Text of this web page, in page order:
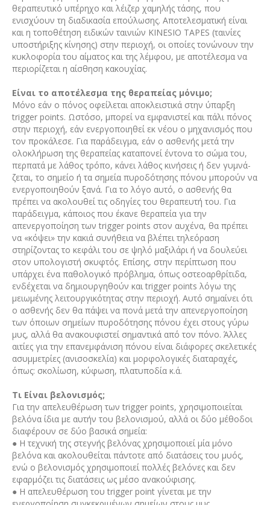
θεραπευτικό υπέρηχο και λέιζερ χαμηλής τάσης, που
ενισχύουν τη διαδικασία επούλωσης. Αποτελεσματική είναι
και η τοποθέτηση ειδικών ταινιών KINESIO TAPES (ταινίες
υποστήριξης κίνησης) στην περιοχή, οι οποίες τονώνουν την
κυκλοφορία του αίματος και της λέμφου, με αποτέλεσμα να
περιορίζεται η αίσθηση κακουχίας.
Είναι το αποτέλεσμα της θεραπείας μόνιμο;
Μόνο εάν ο πόνος οφείλεται αποκλειστικά στην ύπαρξη
trigger points. Ωστόσο, μπορεί να εμφανιστεί και πάλι πόνος
στην περιοχή, εάν ενεργοποιηθεί εκ νέου ο μηχανισμός που
τον προκάλεσε. Για παράδειγμα, εάν ο ασθενής μετά την
ολοκλήρωση της θεραπείας καταπονεί έντονα το σώμα του,
περπατά με λάθος τρόπο, κάνει λάθος κινήσεις ή δεν γυμνά­
ζεται, το σημείο ή τα σημεία πυρο­δότησης πόνου μπορούν να
ενερ­γοποιηθούν ξανά. Για το λόγο αυτό, ο ασθενής θα
πρέπει να ακολουθεί τις οδηγίες του θεραπευτή του. Για
παράδειγμα, κάποιος που έκανε θεραπεία για την
απενεργοποίηση των trigger points στον αυχένα, θα πρέπει
να «κόψει» την κακιά συνήθεια να βλέπει τηλεόραση
στηρίζοντας το κεφάλι του σε ψηλό μαξιλάρι ή να δουλεύει
στον υπολογιστή σκυφτός. Επίσης, στην περίπτωση που
υπάρχει ένα παθολογικό πρόβλημα, όπως οστεοαρθρίτιδα,
ενδέχεται να δημιουργηθούν και trigger points λόγω της
μειωμένης λειτουργικότητας στην περιοχή. Αυτό σημαίνει ότι
ο ασθενής δεν θα πάψει να πονά μετά την απενεργοποίηση
των όποιων σημείων πυροδότησης πόνου έχει στους γύρω
μυς, αλλά θα ανακουφιστεί σημαντικά από τον πόνο. Άλλες
αιτίες για την επανεμφάνιση πόνου είναι διάφορες σκελετικές
ασυμμετρίες (ανισοσκελία) και μορφολογικές διαταραχές,
όπως: σκολίωση, κύφωση, πλατυποδία κ.ά.
Τι Είναι βελονισμός;
Για την απελευθέρωση των trigger points, χρησιμοποιείται
βελόνα ίδια με αυτήν του βελονισμού, αλλά οι δύο μέθοδοι
διαφέρουν σε δύο βασικά σημεία:
● Η τεχνική της στεγνής βελόνας χρησιμοποιεί μία μόνο
βελόνα και ακολουθείται πάντοτε από διατάσεις του μυός,
ενώ ο βελονισμός χρησιμοποιεί πολλές βελόνες και δεν
εφαρμόζει τις διατάσεις ως μέσο ανακούφισης.
● Η απελευθέρωση του trigger point γίνεται με την